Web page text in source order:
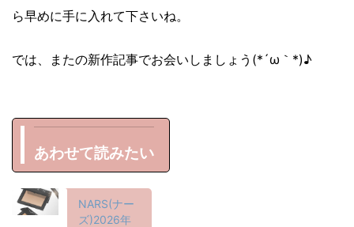
ら早めに手に入れて下さいね。
では、またの新作記事でお会いしましょう(*´ω｀*)♪
あわせて読みたい
NARS(ナー
ズ)2026年